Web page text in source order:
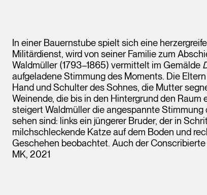
In einer Bauernstube spielt sich eine
Militärdienst, wird von seiner Familie zum
Waldmüller (1793–1865) vermittelt im Gemälde
aufgeladene Stimmung des Moments. Die
Hand und Schulter des Sohnes, die Mutter
Weinende, die bis in den Hintergrund den
steigert Waldmüller die angespannte Stimmung
sehen sind: links ein jüngerer Bruder, der in
milchschleckende Katze auf dem Boden und
Geschehen beobachtet. Auch der
MK, 2021